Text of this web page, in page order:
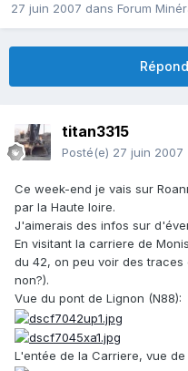
27 juin 2007 dans Forum
titan3315
Posté(e) 27 juin 2007
Ce week-end je vais sur
par la Haute loire.
J'aimerais des infos sur
En visitant la carriere de
du 42, on peu voir des traces
non?).
Vue du pont de Lignon (N88):
L'entée de la Carriere, vue